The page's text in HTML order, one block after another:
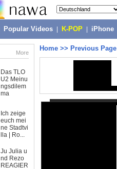
Popular Videos K-POP iPhone
More
Das TLO
U2 Meinu
ngsdilem
ma
Ich zeige
euch mei
ne Stadtvi
lla | Ro...
Ju Julia u
nd Rezo
REAGIER
Home >> Previous Page